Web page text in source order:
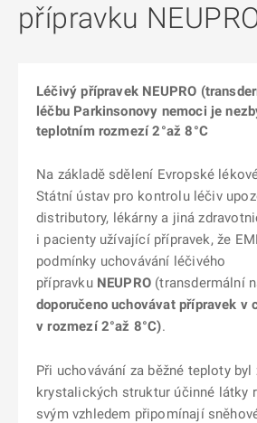
přípravku
Léčivý přípravek NEUPRO
léčbu Parkinsonovy nemoci je
teplotním rozmezí 2°až 8°C
Na základě sdělení Evropské
Státní ústav pro kontrolu léčiv
distributory, lékárny a jiná
i pacienty užívající přípravek, že
podmínky uchovávání léčivého
přípravku NEUPRO (transdermální
doporučeno uchovávat přípravek v
v rozmezí 2°až 8°C).
Při uchovávání za běžné teploty byl
krystalických struktur účinné látky
svým vzhledem připomínají